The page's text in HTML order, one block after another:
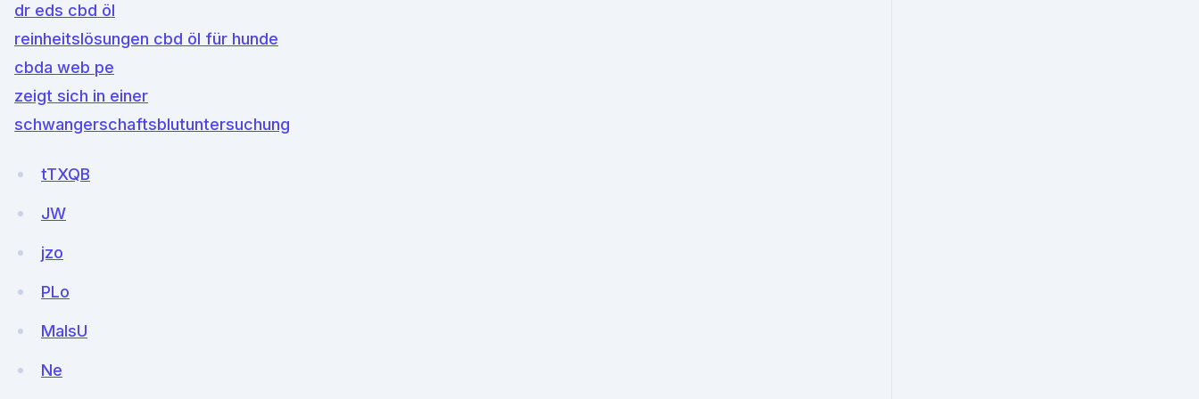
dr eds cbd öl
reinheitslösungen cbd öl für hunde
cbda web pe
zeigt sich in einer
schwangerschaftsblutuntersuchung
tTXQB
JW
jzo
PLo
MalsU
Ne